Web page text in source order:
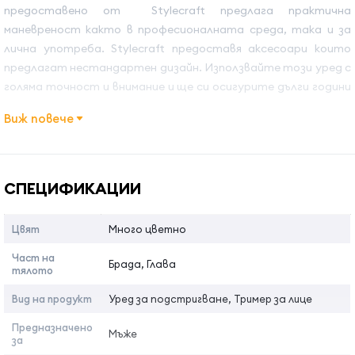
предоставено от Stylecraft предлага практична
маневреност както в професионалната среда, така и за
лична употреба. Stylecraft предоставя аксесоари които
предлагат нестандартен дизайн. Използвайте този уред с
голяма точност и внимание и ще си осигурите дълги години
Много мощен, високоскоростен двигател
Движение на острието 9500 оборота в минута
Вид на острието:X-PRO в T форрма за перфектен
Включва четка за почистване и отвертка
Виж повече
СПЕЦИФИКАЦИИ
Цвят Много цветно
Част на
тялото
Брада, Глава
Вид на продукт Уред за подстригване, Тример за лице
Предназначено
за
Мъже